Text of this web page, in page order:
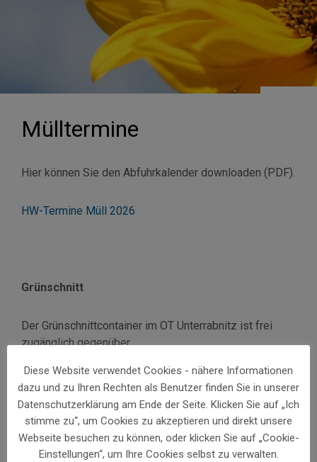
Mülltermine
Hier können Sie den Abfuhrkalender downloaden (PDF).
HW-Termine Müll 2026
Grünschnitt
Der Grünschnittcontainer im OT Unterrabnitz ist frei
zugänglich gegenüber
aufgestellt.
Im OT Schwendgraben steht der Container beim
„Stierstadel“ in der Mitterau.
Bitte halten wir die Plätze sauber !
Diese Website verwendet Cookies - nähere Informationen
dazu und zu Ihren Rechten als Benutzer finden Sie in unserer
Datenschutzerklärung am Ende der Seite. Klicken Sie auf „Ich
stimme zu“, um Cookies zu akzeptieren und direkt unsere
Webseite besuchen zu können, oder klicken Sie auf „Cookie-
Einstellungen“, um Ihre Cookies selbst zu verwalten.